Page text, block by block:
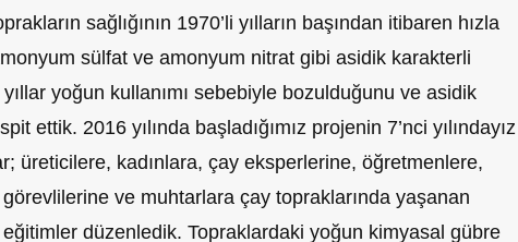
sağlığının 1970’li yılların başından itibaren hızla
sülfat ve amonyum nitrat gibi asidik karakterli
yoğun kullanımı sebebiyle bozulduğunu ve asidik
ettik. 2016 yılında başladığımız projenin 7’nci yılındayız
üreticilere, kadınlara, çay eksperlerine, öğretmenlere,
ve muhtarlara çay topraklarında yaşanan
eğitimler düzenledik. Topraklardaki yoğun kimyasal gübre